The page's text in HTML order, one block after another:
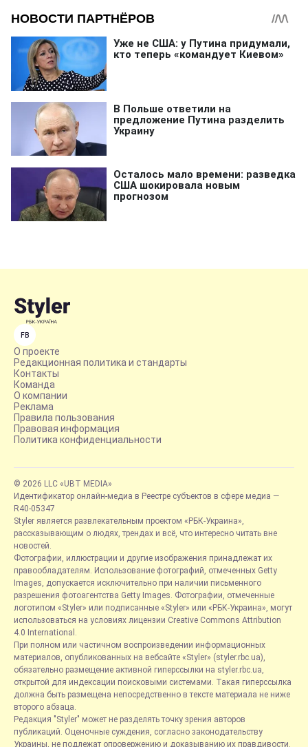
FB
О проекте
Редакционная политика и стандарты
Контакты
Команда
О компании
Реклама
Правила пользования
Правовая информация
Политика конфиденциальности
© 2026 LLC «UBT MEDIA»
Идентификатор онлайн-медиа в Реестре субъектов в сфере медиа —
R40-05347
Styler является развлекательным проектом «РБК-Украина»,
рассказывающим о людях, трендах и всё, что интересно читать вне
новостей.
Фотографии, иллюстрации и другие изображения принадлежат их
правообладателям. Использование фотографий, отмеченных Getty
Images, допускается исключительно при наличии письменного
разрешения фотоагентства Getty Images. Фотографии, отмеченные
логотипом «Styler» или подписанные «Styler» или «РБК-Украина», могут
использоваться на условиях лицензии Creative Commons Attribution
4.0 International.
При полном или частичном воспроизведении информационных
материалов, опубликованных на вебсайте «Styler» (styler.rbc.ua),
обязательно размещение активной гиперссылки на styler.rbc.ua,
открытой для индексации поисковыми системами. Такая гиперссылка
должна быть размещена непосредственно в тексте материала не ниже
второго абзаца.
Редакция "Styler" может не разделять точку зрения авторов
публикаций. Оценочные суждения, согласно законодательству
Украины, не подлежат опровержению и доказыванию их правдивости.